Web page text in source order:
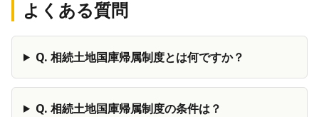
よくある質問
Q. 相続土地国庫帰属制度とは何ですか？
Q. 相続土地国庫帰属制度の条件は？